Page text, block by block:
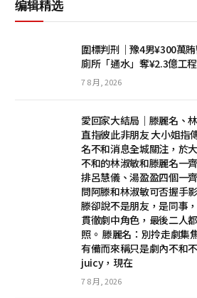
编辑精选
圍標判刑｜豫4男¥300萬
廁所「通水」奪¥2.3億工程
7 8 月, 2026
愛回家大結局｜滕麗名、
直指彼此非朋友 大小姐指
名不和消息全城關注，於
不和的林淑敏和滕麗名一
排呂慧儀、湯盈盈四個一
問阿滕和林淑敏可否握手
滕卻說不是朋友，是同事
貫徹劇中角色，最後二人
照。 滕麗名：別拎走劇集
有備而來稱只是劇內不和
juicy，現在
7 8 月, 2026